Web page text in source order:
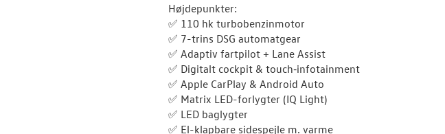
Højdepunkter:
✅ 110 hk turbobenzinmotor
✅ 7-trins DSG automatgear
✅ Adaptiv fartpilot + Lane Assist
✅ Digitalt cockpit & touch‑infotainment
✅ Apple CarPlay & Android Auto
✅ Matrix LED-forlygter (IQ Light)
✅ LED baglygter
✅ El-klapbare sidespejle m. varme